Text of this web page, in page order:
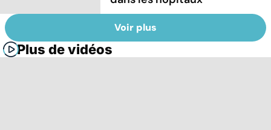
Voir plus
Plus de vidéos